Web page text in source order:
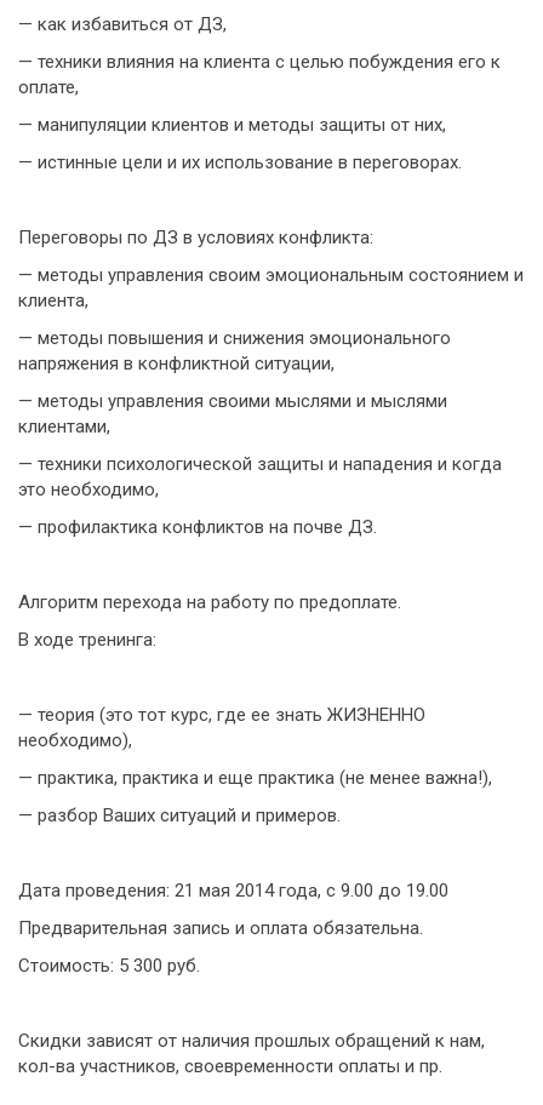
— как избавиться от ДЗ,
— техники влияния на клиента с целью побуждения его к
оплате,
— манипуляции клиентов и методы защиты от них,
— истинные цели и их использование в переговорах.
Переговоры по ДЗ в условиях конфликта:
— методы управления своим эмоциональным состоянием и
клиента,
— методы повышения и снижения эмоционального
напряжения в конфликтной ситуации,
— методы управления своими мыслями и мыслями
клиентами,
— техники психологической защиты и нападения и когда
это необходимо,
— профилактика конфликтов на почве ДЗ.
Алгоритм перехода на работу по предоплате.
В ходе тренинга:
— теория (это тот курс, где ее знать ЖИЗНЕННО
необходимо),
— практика, практика и еще практика (не менее важна!),
— разбор Ваших ситуаций и примеров.
Дата проведения: 21 мая 2014 года, с 9.00 до 19.00
Предварительная запись и оплата обязательна.
Стоимость: 5 300 руб.
Скидки зависят от наличия прошлых обращений к нам,
кол-ва участников, своевременности оплаты и пр.